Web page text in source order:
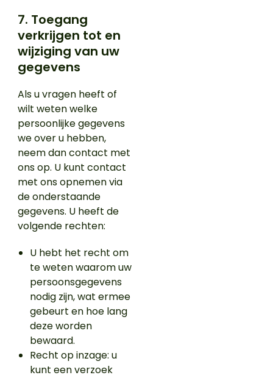
7. Toegang
verkrijgen tot en
wijziging van uw
gegevens
Als u vragen heeft of
wilt weten welke
persoonlijke gegevens
we over u hebben,
neem dan contact met
ons op. U kunt contact
met ons opnemen via
de onderstaande
gegevens. U heeft de
volgende rechten:
U hebt het recht om
te weten waarom uw
persoonsgegevens
nodig zijn, wat ermee
gebeurt en hoe lang
deze worden
bewaard.
Recht op inzage: u
kunt een verzoek